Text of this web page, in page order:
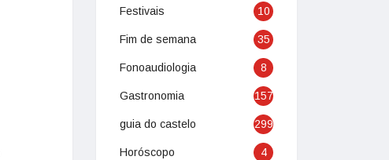
Festivais 10
Fim de semana 35
Fonoaudiologia 8
Gastronomia 157
guia do castelo 299
Horóscopo 4